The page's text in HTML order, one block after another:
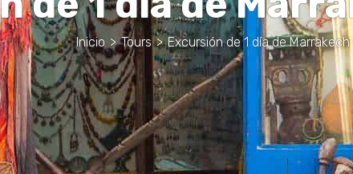
Inicio > Tours > Excursión de 1 día de